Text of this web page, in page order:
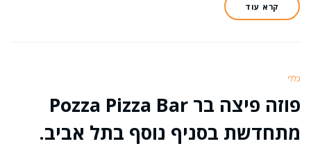
קרא עוד
כללי
פוזה פיצה בר Pozza Pizza Bar
מתחדשת בסניף נוסף בתל אביב.